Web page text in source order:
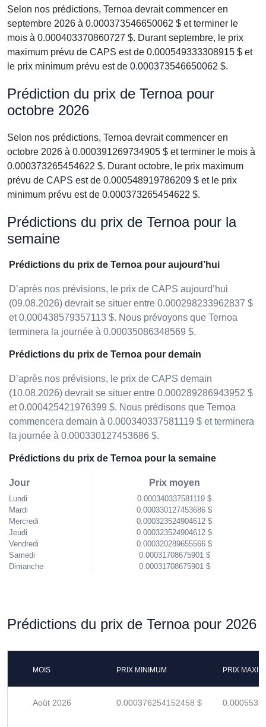
Selon nos prédictions, Ternoa devrait commencer en
septembre 2026 à 0.000373546650062 $ et terminer le
mois à 0.000403370860727 $. Durant septembre, le prix
maximum prévu de CAPS est de 0.000549333308915 $ et
le prix minimum prévu est de 0.000373546650062 $.
Prédiction du prix de Ternoa pour
octobre 2026
Selon nos prédictions, Ternoa devrait commencer en
octobre 2026 à 0.000391269734905 $ et terminer le mois à
0.000373265454622 $. Durant octobre, le prix maximum
prévu de CAPS est de 0.000548919786209 $ et le prix
minimum prévu est de 0.000373265454622 $.
Prédictions du prix de Ternoa pour la
semaine
Prédictions du prix de Ternoa pour aujourd’hui
D’après nos prévisions, le prix de CAPS aujourd’hui
(09.08.2026) devrait se situer entre 0.000298233962837 $
et 0.000438579357113 $. Nous prévoyons que Ternoa
terminera la journée à 0.00035086348569 $.
Prédictions du prix de Ternoa pour demain
D’après nos prévisions, le prix de CAPS demain
(10.08.2026) devrait se situer entre 0.000289286943952 $
et 0.000425421976399 $. Nous prédisons que Ternoa
commencera demain à 0.000340337581119 $ et terminera
la journée à 0.000330127453686 $.
Prédictions du prix de Ternoa pour la semaine
Jour
Lundi
Mardi
Mercredi
Jeudi
Vendredi
Samedi
Dimanche
Prix moyen
0.000340337581119 $
0.000330127453686 $
0.000323524904612 $
0.000323524904612 $
0.000320289655566 $
0.00031708675901 $
0.00031708675901 $
Prédictions du prix de Ternoa pour 2026
MOIS PRIX MINIMUM PRIX
Août 2026 0.000376254152458 $